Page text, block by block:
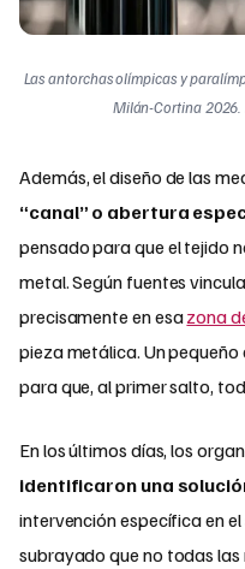
Las antorchas olímpicas y
Milán-Cortina 2026.
Además, el diseño de las
“canal” o abertura
pensado para que el tejido
metal. Según fuentes
precisamente en esazona
pieza metálica. Un
para que, al primer salto,
En los últimos días, los
identificaron una
intervención específica en
subrayado que no todas